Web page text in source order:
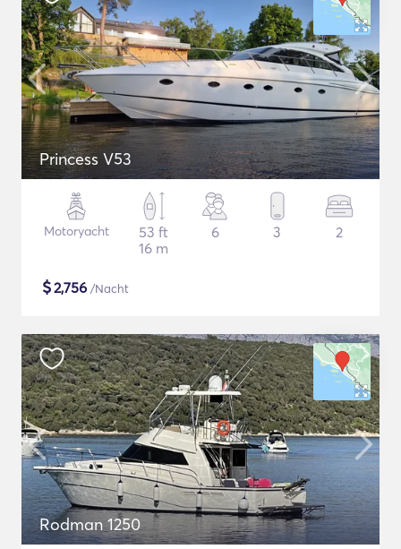
Princess V53
Motoryacht
53 ft
16 m
6 3 2
$2,756 /Nacht
Rodman 1250